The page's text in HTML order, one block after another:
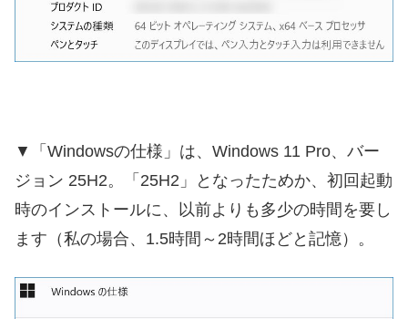
▼「Windowsの仕様」は、Windows 11 Pro、バー
ジョン 25H2。「25H2」となったためか、初回起動
時のインストールに、以前よりも多少の時間を要し
ます（私の場合、1.5時間～2時間ほどと記憶）。